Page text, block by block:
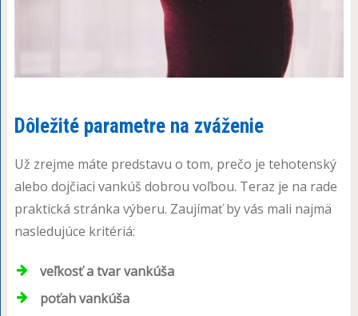
Dôležité parametre na zváženie
Už zrejme máte predstavu o tom, prečo je tehotenský
alebo dojčiaci vankúš dobrou voľbou. Teraz je na rade
praktická stránka výberu. Zaujímať by vás mali najmä
nasledujúce kritériá:
veľkosť a tvar vankúša
poťah vankúša